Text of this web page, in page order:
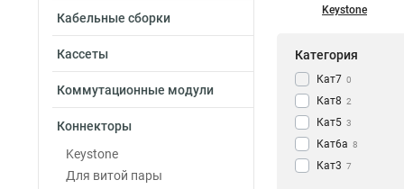
Кабельные сборки
Кассеты
Коммутационные модули
Коннекторы
Keystone
Для витой пары
Keystone
Категория
Кат7 0
Кат8 2
Кат5 3
Кат6а 8
Кат3 7